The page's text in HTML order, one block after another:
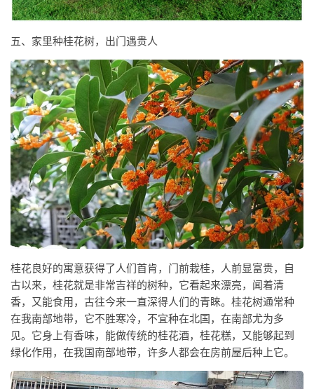
五、家里种桂花树，出门遇贵人
桂花良好的寓意获得了人们首肯，门前栽桂，人前显富贵，自
古以来，桂花就是非常吉祥的树种，它看起来漂亮，闻着清
香，又能食用，古往今来一直深得人们的青睐。桂花树通常种
在我南部地带，它不胜寒冷，不宜种在北国，在南部尤为多
见。它身上有香味，能做传统的桂花酒，桂花糕，又能够起到
绿化作用，在我国南部地带，许多人都会在房前屋后种上它。